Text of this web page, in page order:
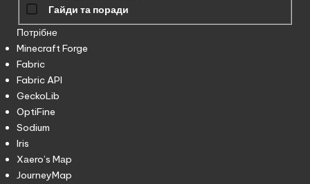
Гайди та поради
Потрібне
Minecraft Forge
Fabric
Fabric API
GeckoLib
OptiFine
Sodium
Iris
Xаero’s Mаp
JourneyMap